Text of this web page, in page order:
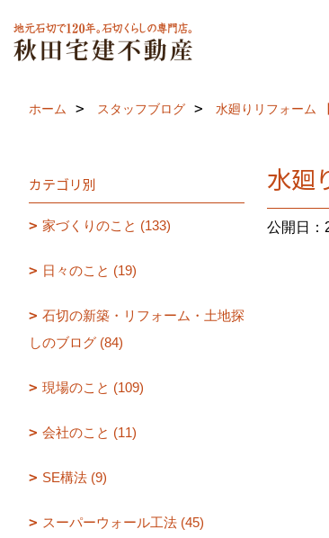
ホーム スタッフブログ 水廻りリフォーム
水廻
公開日：
カテゴリ別
家づくりのこと (133)
日々のこと (19)
石切の新築・リフォーム・土地探
しのブログ (84)
現場のこと (109)
会社のこと (11)
SE構法 (9)
スーパーウォール工法 (45)